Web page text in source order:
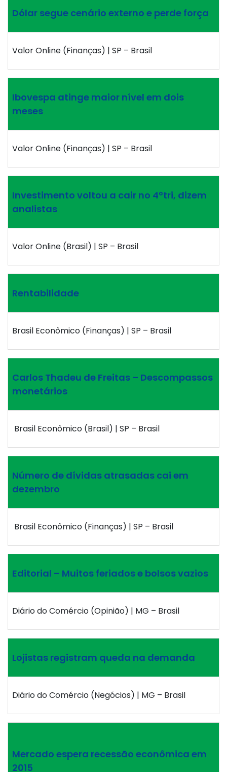
Dólar segue cenário externo e perde força
Valor Online (Finanças) | SP – Brasil
Ibovespa atinge maior nível em dois
meses
Valor Online (Finanças) | SP – Brasil
Investimento voltou a cair no 4ºtri, dizem
analistas
Valor Online (Brasil) | SP – Brasil
Rentabilidade
Brasil Econômico (Finanças) | SP – Brasil
Carlos Thadeu de Freitas – Descompassos
monetários
Brasil Econômico (Brasil) | SP – Brasil
Número de dívidas atrasadas cai em
dezembro
Brasil Econômico (Finanças) | SP – Brasil
Editorial – Muitos feriados e bolsos vazios
Diário do Comércio (Opinião) | MG – Brasil
Lojistas registram queda na demanda
Diário do Comércio (Negócios) | MG – Brasil
Mercado espera recessão econômica em
2015